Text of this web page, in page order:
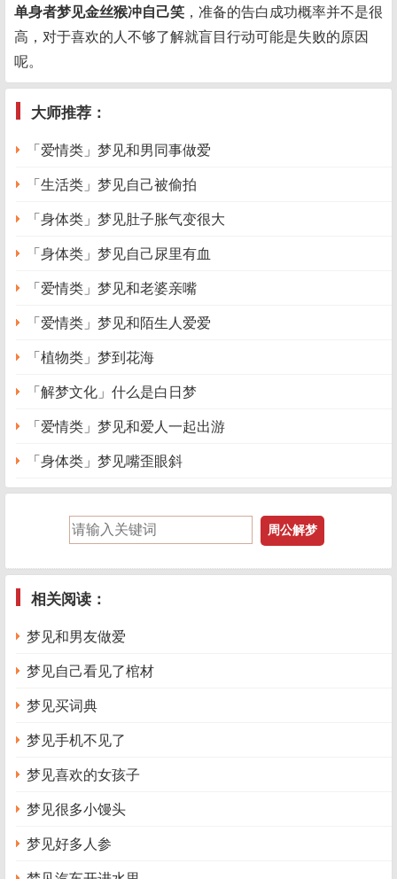
单身者梦见金丝猴冲自己笑 ，准备的告白成功概率并不是很
高，对于喜欢的人不够了解就盲目行动可能是失败的原因
呢。
大师推荐：
「爱情类」梦见和男同事做爱
「生活类」梦见自己被偷拍
「身体类」梦见肚子胀气变很大
「身体类」梦见自己尿里有血
「爱情类」梦见和老婆亲嘴
「爱情类」梦见和陌生人爱爱
「植物类」梦到花海
「解梦文化」什么是白日梦
「爱情类」梦见和爱人一起出游
「身体类」梦见嘴歪眼斜
相关阅读：
梦见和男友做爱
梦见自己看见了棺材
梦见买词典
梦见手机不见了
梦见喜欢的女孩子
梦见很多小馒头
梦见好多人参